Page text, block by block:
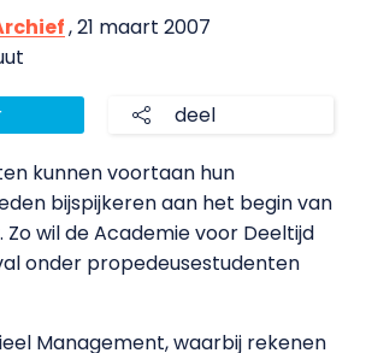
, 21 maart 2007
deel
kunnen voortaan hun
bijspijkeren aan het begin van
wil de Academie voor Deeltijd
onder propedeusestudenten
Management, waarbij rekenen